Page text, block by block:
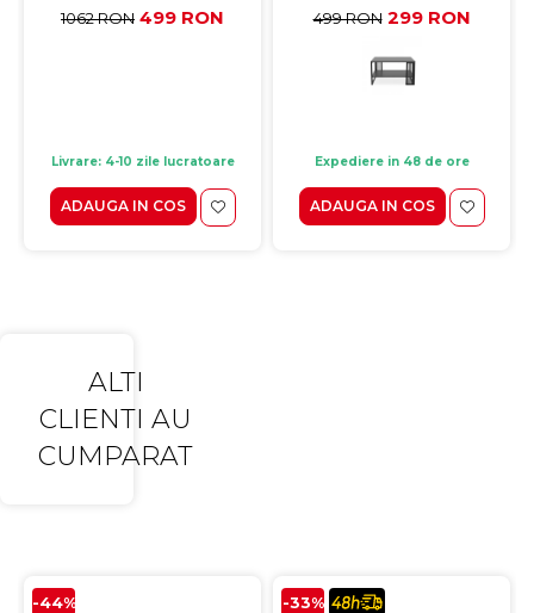
fronturi MDF late lucios
1062 RON 499 RON
Livrare: 4-10 zile lucratoare
ADAUGA IN COS
499 RON 299 RON
Expediere in 48 de ore
ADAUGA IN COS
ALTI
CLIENTI AU
CUMPARAT
-44% -33%